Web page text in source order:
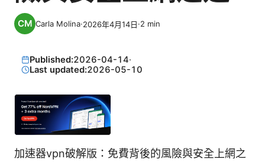
Carla Molina·2026年4月14日·2 min
Published:2026-04-14·
Last updated:2026-05-10
加速器vpn破解版：免費背後的風險與安全上網之